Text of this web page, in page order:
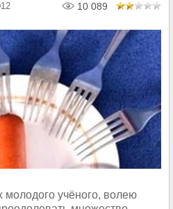
10 089
молодого учёного, волею